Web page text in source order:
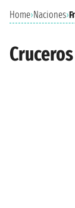
Home›Naciones›